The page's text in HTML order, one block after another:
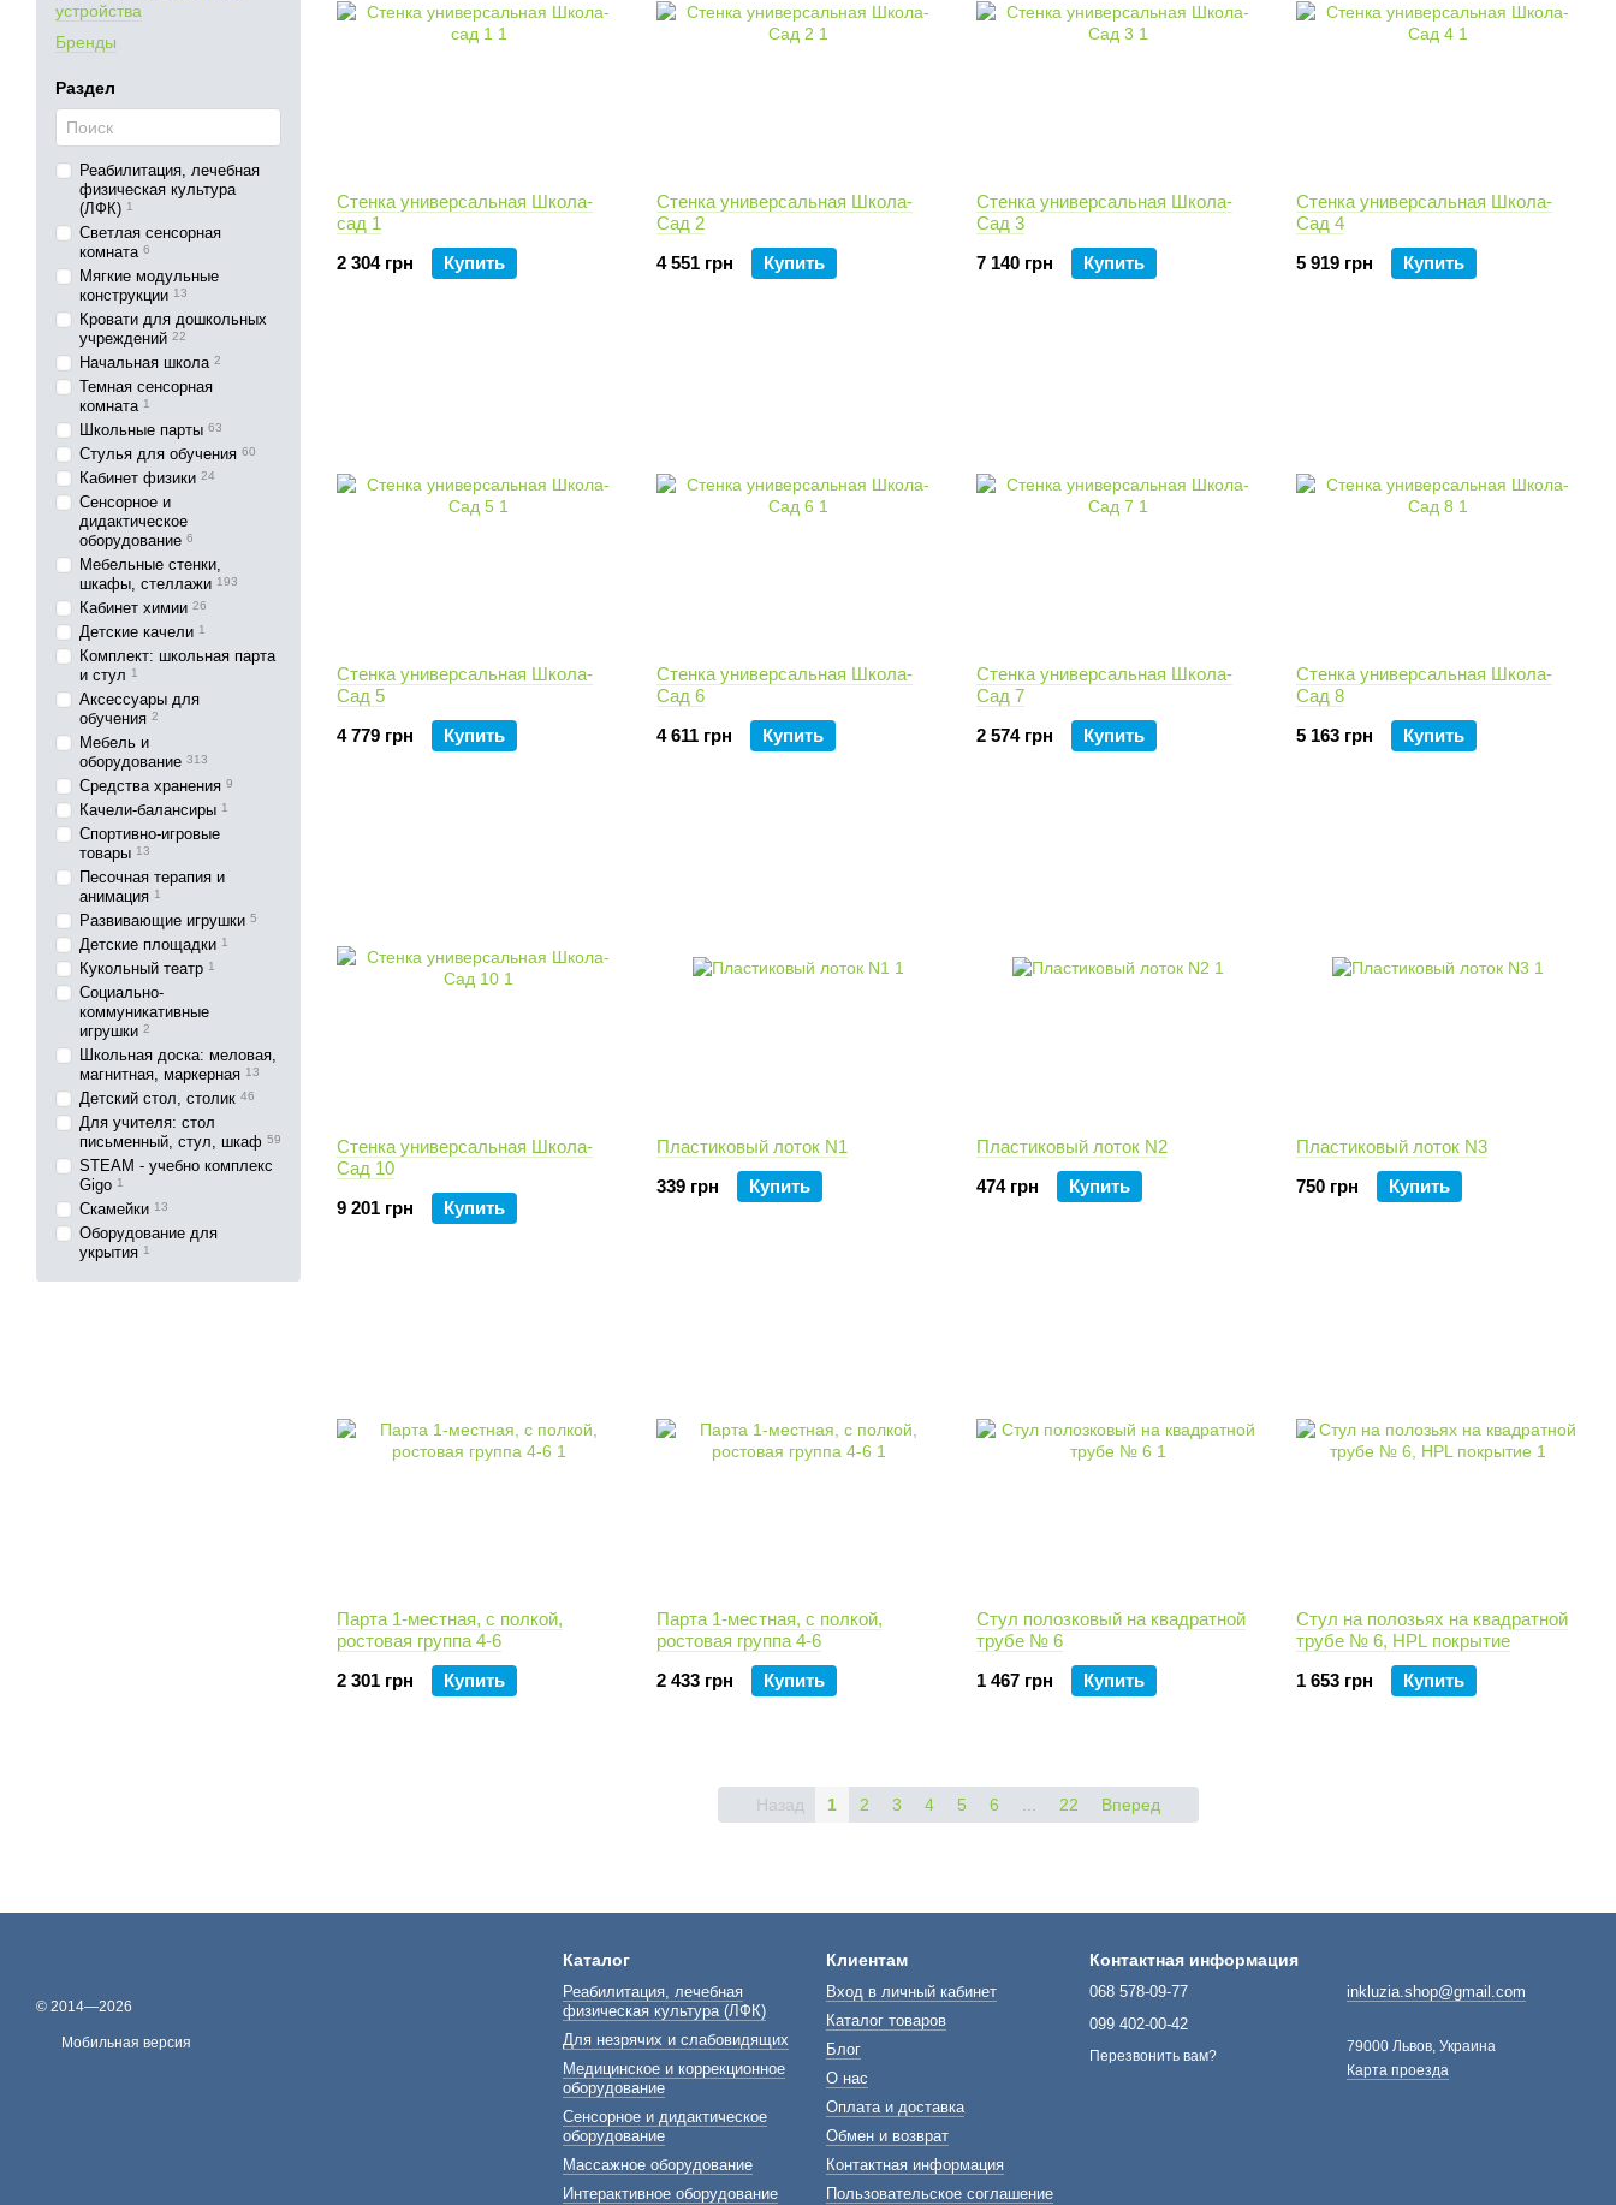
Стенка универсальная Школа-
сад 1
2 304 грн
Купить
Стенка универсальная Школа-
Сад 2
4 551 грн
Купить
Стенка универсальная Школа-
Сад 3
7 140 грн
Купить
Стенка универсальная Школа-
Сад 4
5 919 грн
Купить
Стенка универсальная Школа-
Сад 5
4 779 грн
Купить
Стенка универсальная Школа-
Сад 6
4 611 грн
Купить
Стенка универсальная Школа-
Сад 7
2 574 грн
Купить
Стенка универсальная Школа-
Сад 8
5 163 грн
Купить
Стенка универсальная Школа-
Сад 10
9 201 грн
Купить
Пластиковый лоток N1
339 грн
Купить
Пластиковый лоток N2
474 грн
Купить
Пластиковый лоток N3
750 грн
Купить
Парта 1-местная, с полкой,
ростовая группа 4-6
2 301 грн
Купить
Парта 1-местная, с полкой,
ростовая группа 4-6
2 433 грн
Купить
Стул полозковый на квадратной
трубе № 6
1 467 грн
Купить
Стул на полозьях на квадратной
трубе № 6, HPL покрытие
1 653 грн
Купить
Назад 1 2 3 4 5 6 22 Вперед
устройства
Бренды
Раздел
Реабилитация, лечебная
физическая культура
(ЛФК) 1
Светлая сенсорная
комната 6
Мягкие модульные
конструкции 13
Кровати для дошкольных
учреждений 22
Начальная школа 2
Темная сенсорная
комната 1
Школьные парты 63
Стулья для обучения 60
Кабинет физики 24
Сенсорное и
дидактическое
оборудование 6
Мебельные стенки,
шкафы, стеллажи 193
Кабинет химии 26
Детские качели 1
Комплект: школьная парта
и стул 1
Аксессуары для
обучения 2
Мебель и
оборудование 313
Средства хранения 9
Качели-балансиры 1
Спортивно-игровые
товары 13
Песочная терапия и
анимация 1
Развивающие игрушки 5
Детские площадки 1
Кукольный театр 1
Социально-
коммуникативные
игрушки 2
Школьная доска: меловая,
магнитная, маркерная 13
Детский стол, столик 46
Для учителя: стол
письменный, стул, шкаф 59
STEAM - учебно комплекс
Gigo 1
Скамейки 13
Оборудование для
укрытия 1
© 2014—2026
Мобильная версия
Каталог
Реабилитация, лечебная
физическая культура (ЛФК)
Для незрячих и слабовидящих
Медицинское и коррекционное
оборудование
Сенсорное и дидактическое
оборудование
Массажное оборудование
Интерактивное оборудование
Клиентам
Вход в личный кабинет
Каталог товаров
Блог
О нас
Оплата и доставка
Обмен и возврат
Контактная информация
Пользовательское соглашение
Контактная информация
068 578-09-77
099 402-00-42
Перезвонить вам?
inkluzia.shop@gmail.com
79000 Львов, Украина
Карта проезда